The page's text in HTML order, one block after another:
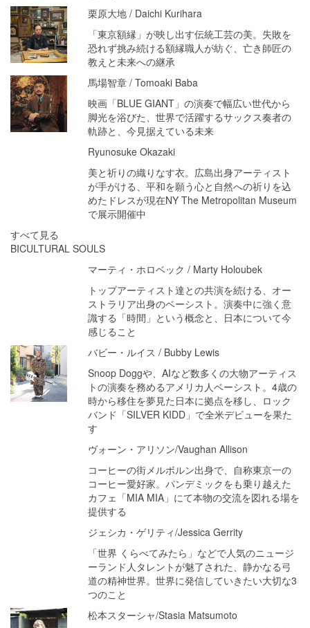
栗原大地 / Daichi Kurihara
「東京額縁」が映し出す伝統工芸の美。失敗を
恐れず挑み続ける額縁職人が紡ぐ、亡き師匠の
教えと未来への継承
馬場智章 / Tomoaki Baba
映画「BLUE GIANT」の演奏で幅広い世代から
脚光を浴びた、世界で活躍するサックス奏者の
軌跡と、今見据えている未来
Ryunosuke Okazaki
美と祈りの織りなす衣。広島出身アーティスト
が手がける、平和を願う心と自然への祈りを込
めたドレスが現在NY The Metropolitan Museum
で展示開催中
すべて見る
BICULTURAL SOULS
マーティ・ホロベック / Marty Holoubek
トップアーティスト達との共演を続ける、オー
ストラリア出身のベーシスト。演奏中に強く意
識する「時間」という概念と、日本について今
感じること
バビー・ルイス / Bubby Lewis
Snoop Doggや、AIなど数多くの大物アーティス
トの演奏を務めるアメリカ人ベーシスト。4歳の
時から移住を夢見た日本に拠点を移し、ロック
バンド「SILVER KIDD」で全米デビューを果た
す
ヴォーン・アリソン/Vaughan Allison
コーヒーの街メルボルン出身で、自称東京一の
コーヒー愛好家。パンデミックをも乗り越えた
カフェ「MIA MIA」にて本物の交流を図れる場を
提供する
ジェシカ・ゲリティ/Jessica Gerrity
「世界 くらべてみたら」などで人気のニュージ
ーランド人タレントが魅了された、静かなる弓
道の精神世界。世界に発信していきたい大切な3
つのこと
松本スターシャ/Stasia Matsumoto